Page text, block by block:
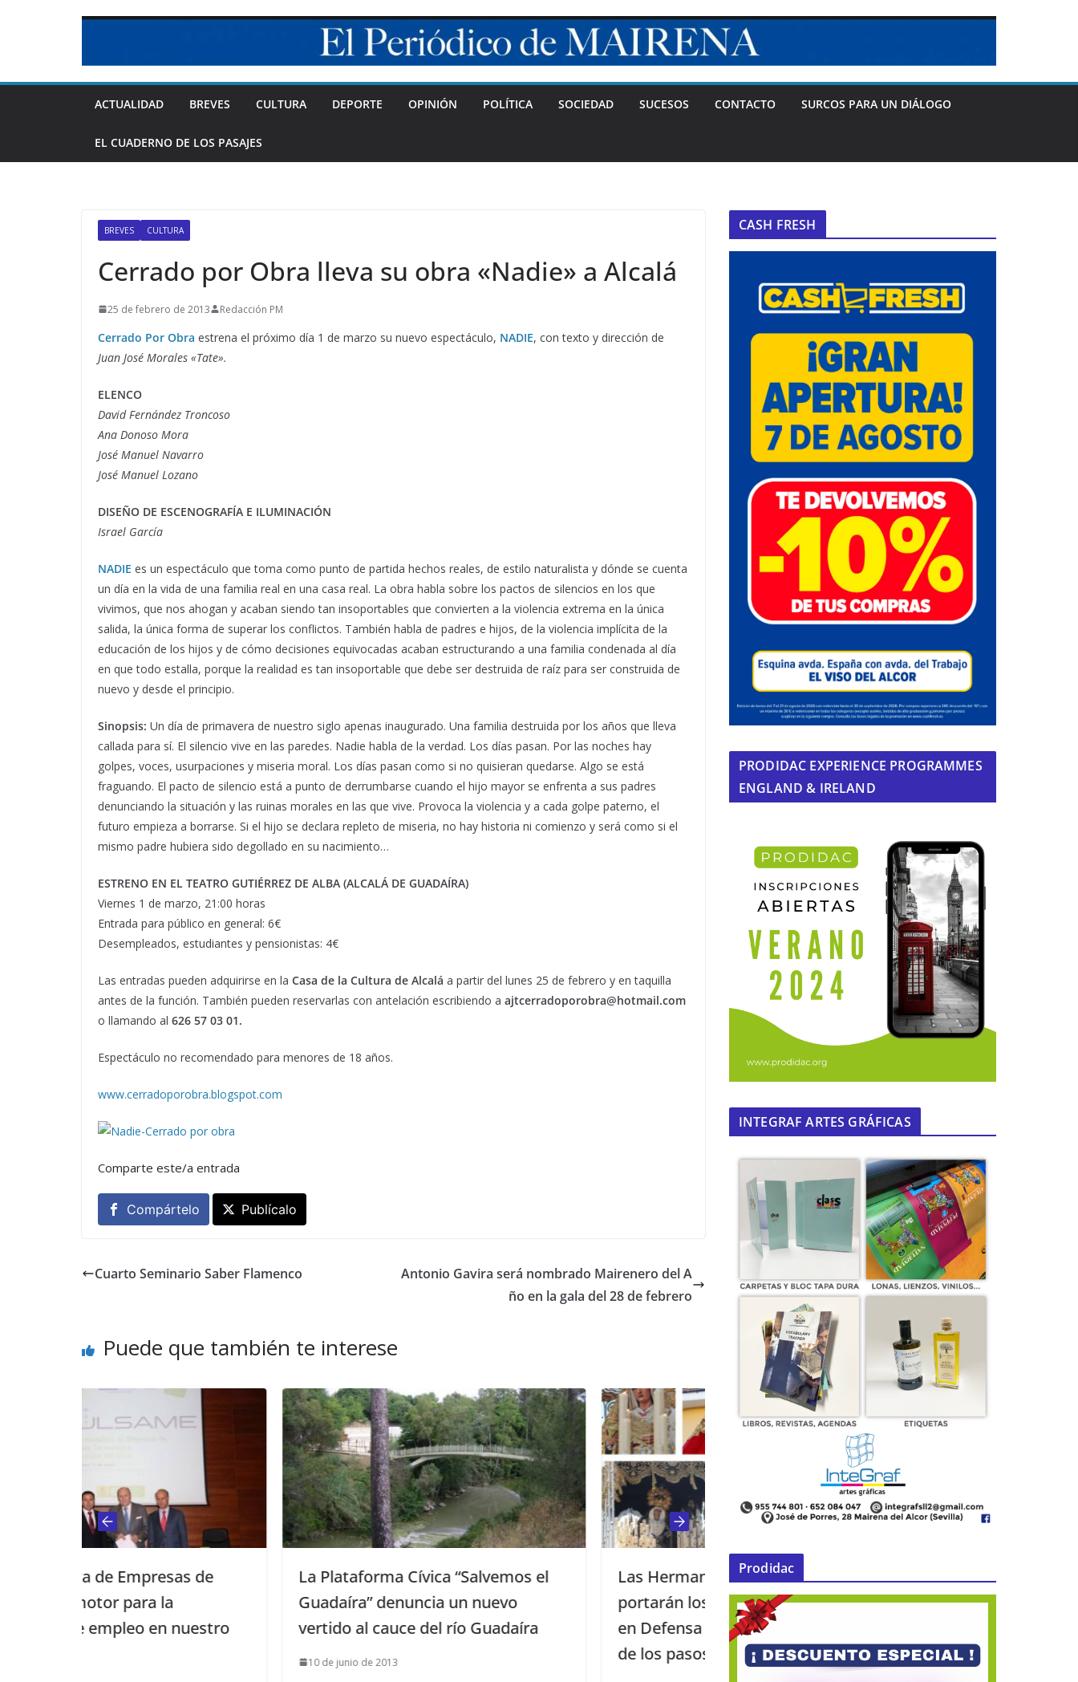
ACTUALIDAD BREVES CULTURA DEPORTE OPINIÓN POLÍTICA SOCIEDAD SUCESOS CONTACTO SURCOS PARA UN DIÁLOGO
EL CUADERNO DE LOS PASAJES
BREVES CULTURA
Cerrado por Obra lleva su obra «Nadie» a Alcalá
25 de febrero de 2013 Redacción PM
Cerrado Por Obra estrena el próximo día 1 de marzo su nuevo espectáculo, NADIE, con texto y dirección de
Juan José Morales «Tate».
ELENCO
David Fernández Troncoso
Ana Donoso Mora
José Manuel Navarro
José Manuel Lozano
DISEÑO DE ESCENOGRAFÍA E ILUMINACIÓN
Israel García
NADIE es un espectáculo que toma como punto de partida hechos reales, de estilo naturalista y dónde se cuenta
un día en la vida de una familia real en una casa real. La obra habla sobre los pactos de silencios en los que
vivimos, que nos ahogan y acaban siendo tan insoportables que convierten a la violencia extrema en la única
salida, la única forma de superar los conflictos. También habla de padres e hijos, de la violencia implícita de la
educación de los hijos y de cómo decisiones equivocadas acaban estructurando a una familia condenada al día
en que todo estalla, porque la realidad es tan insoportable que debe ser destruida de raíz para ser construida de
nuevo y desde el principio.
Sinopsis: Un día de primavera de nuestro siglo apenas inaugurado. Una familia destruida por los años que lleva
callada para sí. El silencio vive en las paredes. Nadie habla de la verdad. Los días pasan. Por las noches hay
golpes, voces, usurpaciones y miseria moral. Los días pasan como si no quisieran quedarse. Algo se está
fraguando. El pacto de silencio está a punto de derrumbarse cuando el hijo mayor se enfrenta a sus padres
denunciando la situación y las ruinas morales en las que vive. Provoca la violencia y a cada golpe paterno, el
futuro empieza a borrarse. Si el hijo se declara repleto de miseria, no hay historia ni comienzo y será como si el
mismo padre hubiera sido degollado en su nacimiento…
ESTRENO EN EL TEATRO GUTIÉRREZ DE ALBA (ALCALÁ DE GUADAÍRA)
Viernes 1 de marzo, 21:00 horas
Entrada para público en general: 6€
Desempleados, estudiantes y pensionistas: 4€
Las entradas pueden adquirirse en la Casa de la Cultura de Alcalá a partir del lunes 25 de febrero y en taquilla
antes de la función. También pueden reservarlas con antelación escribiendo a ajtcerradoporobra@hotmail.com
o llamando al 626 57 03 01.
Espectáculo no recomendado para menores de 18 años.
www.cerradoporobra.blogspot.com
Comparte este/a entrada
Compártelo Publícalo
Cuarto Seminario Saber Flamenco
Antonio Gavira será nombrado Mairenero del A
ño en la gala del 28 de febrero
Puede que también te interese
La Plataforma Cívica “Salvemos el
Guadaíra” denuncia un nuevo
vertido al cauce del río Guadaíra
Las Hermandades de Mairena
portarán los pins «Pies Preciosos»
en Defensa de la Vida en cada uno
de los pasos de sus Vírgenes
La Aceleradora de Empresas de
Mairena, un motor para la
generación de empleo en nuestro
pueblo
CASH FRESH
PRODIDAC EXPERIENCE PROGRAMMES
ENGLAND & IRELAND
INTEGRAF ARTES GRÁFICAS
Prodidac